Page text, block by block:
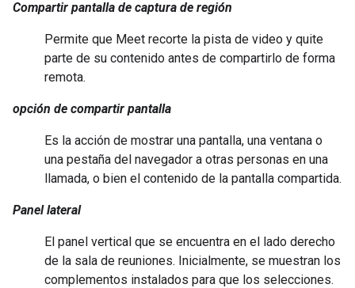
Compartir pantalla de captura de región
Permite que Meet recorte la pista de video y quite
parte de su contenido antes de compartirlo de forma
remota.
opción de compartir pantalla
Es la acción de mostrar una pantalla, una ventana o
una pestaña del navegador a otras personas en una
llamada, o bien el contenido de la pantalla compartida.
Panel lateral
El panel vertical que se encuentra en el lado derecho
de la sala de reuniones. Inicialmente, se muestran los
complementos instalados para que los selecciones.